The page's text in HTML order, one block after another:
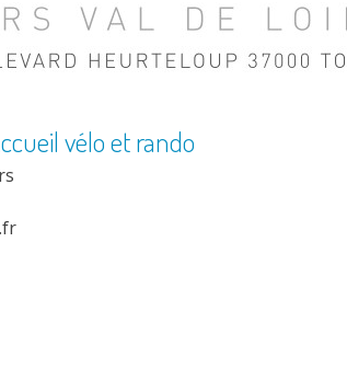
vélo et rando